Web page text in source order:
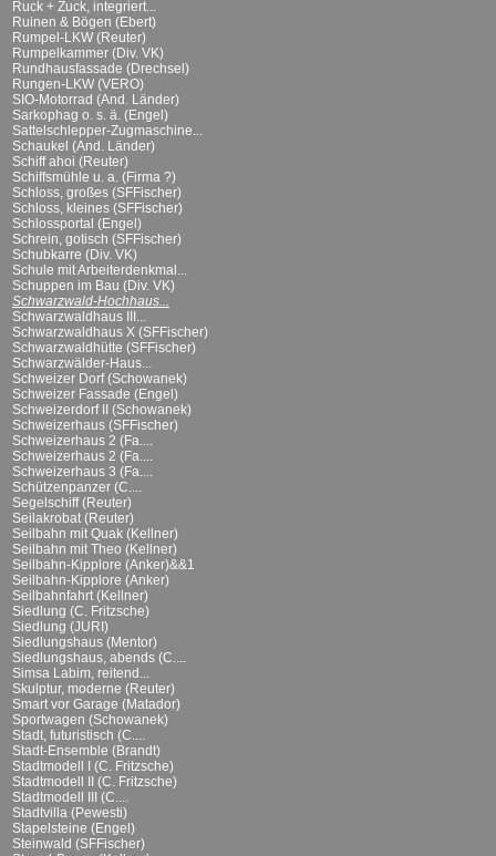
Ruck + Zuck, integriert...
Ruinen & Bögen (Ebert)
Rumpel-LKW (Reuter)
Rumpelkammer (Div. VK)
Rundhausfassade (Drechsel)
Rungen-LKW (VERO)
SIO-Motorrad (And. Länder)
Sarkophag o. s. ä. (Engel)
Sattelschlepper-Zugmaschine...
Schaukel (And. Länder)
Schiff ahoi (Reuter)
Schiffsmühle u. a. (Firma ?)
Schloss, großes (SFFischer)
Schloss, kleines (SFFischer)
Schlossportal (Engel)
Schrein, gotisch (SFFischer)
Schubkarre (Div. VK)
Schule mit Arbeiterdenkmal...
Schuppen im Bau (Div. VK)
Schwarzwald-Hochhaus...
Schwarzwaldhaus III...
Schwarzwaldhaus X (SFFischer)
Schwarzwaldhütte (SFFischer)
Schwarzwälder-Haus...
Schweizer Dorf (Schowanek)
Schweizer Fassade (Engel)
Schweizerdorf II (Schowanek)
Schweizerhaus (SFFischer)
Schweizerhaus 2 (Fa....
Schweizerhaus 2 (Fa....
Schweizerhaus 3 (Fa....
Schützenpanzer (C....
Segelschiff (Reuter)
Seilakrobat (Reuter)
Seilbahn mit Quak (Kellner)
Seilbahn mit Theo (Kellner)
Seilbahn-Kipplore (Anker)&&1
Seilbahn-Kipplore (Anker)
Seilbahnfahrt (Kellner)
Siedlung (C. Fritzsche)
Siedlung (JURI)
Siedlungshaus (Mentor)
Siedlungshaus, abends (C....
Simsa Labim, reitend...
Skulptur, moderne (Reuter)
Smart vor Garage (Matador)
Sportwagen (Schowanek)
Stadt, futuristisch (C....
Stadt-Ensemble (Brandt)
Stadtmodell I (C. Fritzsche)
Stadtmodell II (C. Fritzsche)
Stadtmodell III (C....
Stadtvilla (Pewesti)
Stapelsteine (Engel)
Steinwald (SFFischer)